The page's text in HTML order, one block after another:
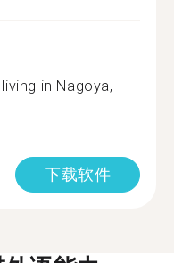
in Nagoya,
下载软件